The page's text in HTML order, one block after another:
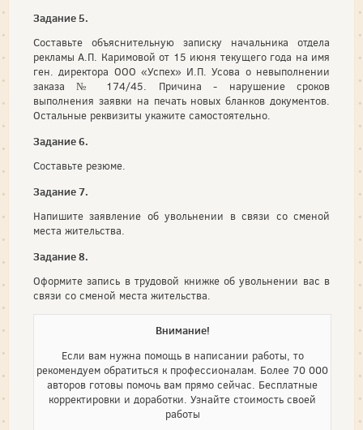
Задание 5.
Составьте объяснительную записку начальника отдела
рекламы А.П. Каримовой от 15 июня текущего года на имя
ген. директора ООО «Успех» И.П. Усова о невыполнении
заказа № 174/45. Причина - нарушение сроков
выполнения заявки на печать новых бланков документов.
Остальные реквизиты укажите самостоятельно.
Задание 6.
Составьте резюме.
Задание 7.
Напишите заявление об увольнении в связи со сменой
места жительства.
Задание 8.
Оформите запись в трудовой книжке об увольнении вас в
связи со сменой места жительства.
Внимание!
Если вам нужна помощь в написании работы, то
рекомендуем обратиться к профессионалам. Более 70 000
авторов готовы помочь вам прямо сейчас. Бесплатные
корректировки и доработки. Узнайте стоимость своей
работы